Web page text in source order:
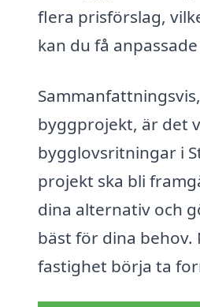
flera prisförslag,
kan du få
byggprojekt, är det
bygglovsritningar i
projekt ska bli
dina alternativ och
bäst för dina
fastighet börja ta